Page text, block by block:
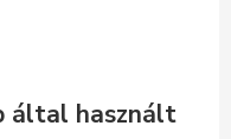
által használt